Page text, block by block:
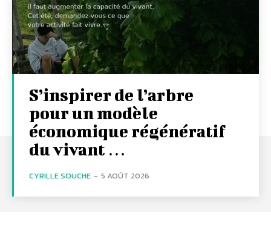
S’inspirer de l’arbre
pour un modèle
économique régénératif
du vivant …
CYRILLE SOUCHE - 5 AOÛT 2026